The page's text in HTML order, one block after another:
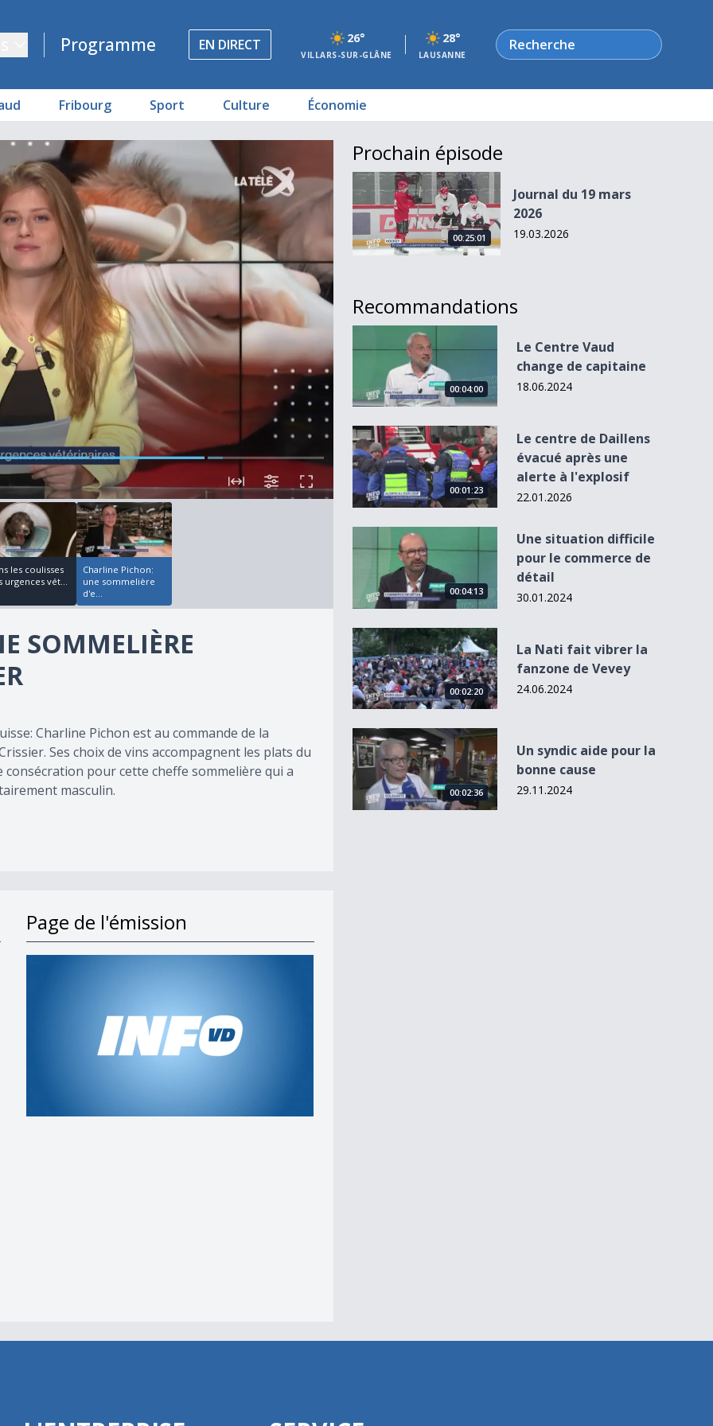
Programme EN DIRECT 26°
VILLARS-SUR-GLÂNE
28°
LAUSANNE
Rechercher
Fribourg Sport Culture Économie
les coulisses
urgences vét...
00:03:00
Charline Pichon:
une sommelière
d'e...
SOMMELIÈRE
Charline Pichon est au commande de la
Ses choix de vins accompagnent les plats du
consécration pour cette cheffe sommelière qui a
masculin.
2027
Wind&quot;
Page de l'émission
Prochain épisode
Journal du 19 mars 2026
00:25:01
Journal du 19 mars
2026
19.03.2026
Recommandations
Le Centre Vaud change de capitaine
00:04:00
Le Centre Vaud
change de capitaine
18.06.2024
Le centre de Daillens évacué après une alerte à
00:01:23
Le centre de Daillens
évacué après une
alerte à l'explosif
22.01.2026
Une situation difficile pour le commerce de détail
00:04:13
Une situation difficile
pour le commerce de
détail
30.01.2024
La Nati fait vibrer la fanzone de Vevey
00:02:20
La Nati fait vibrer la
fanzone de Vevey
24.06.2024
Un syndic aide pour la bonne cause
00:02:36
Un syndic aide pour la
bonne cause
29.11.2024